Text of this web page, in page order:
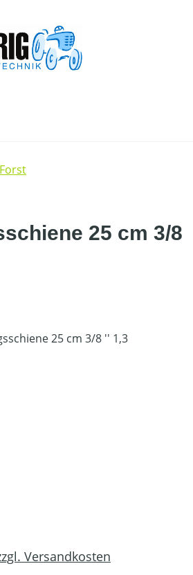
25 cm 3/8
Versandkosten